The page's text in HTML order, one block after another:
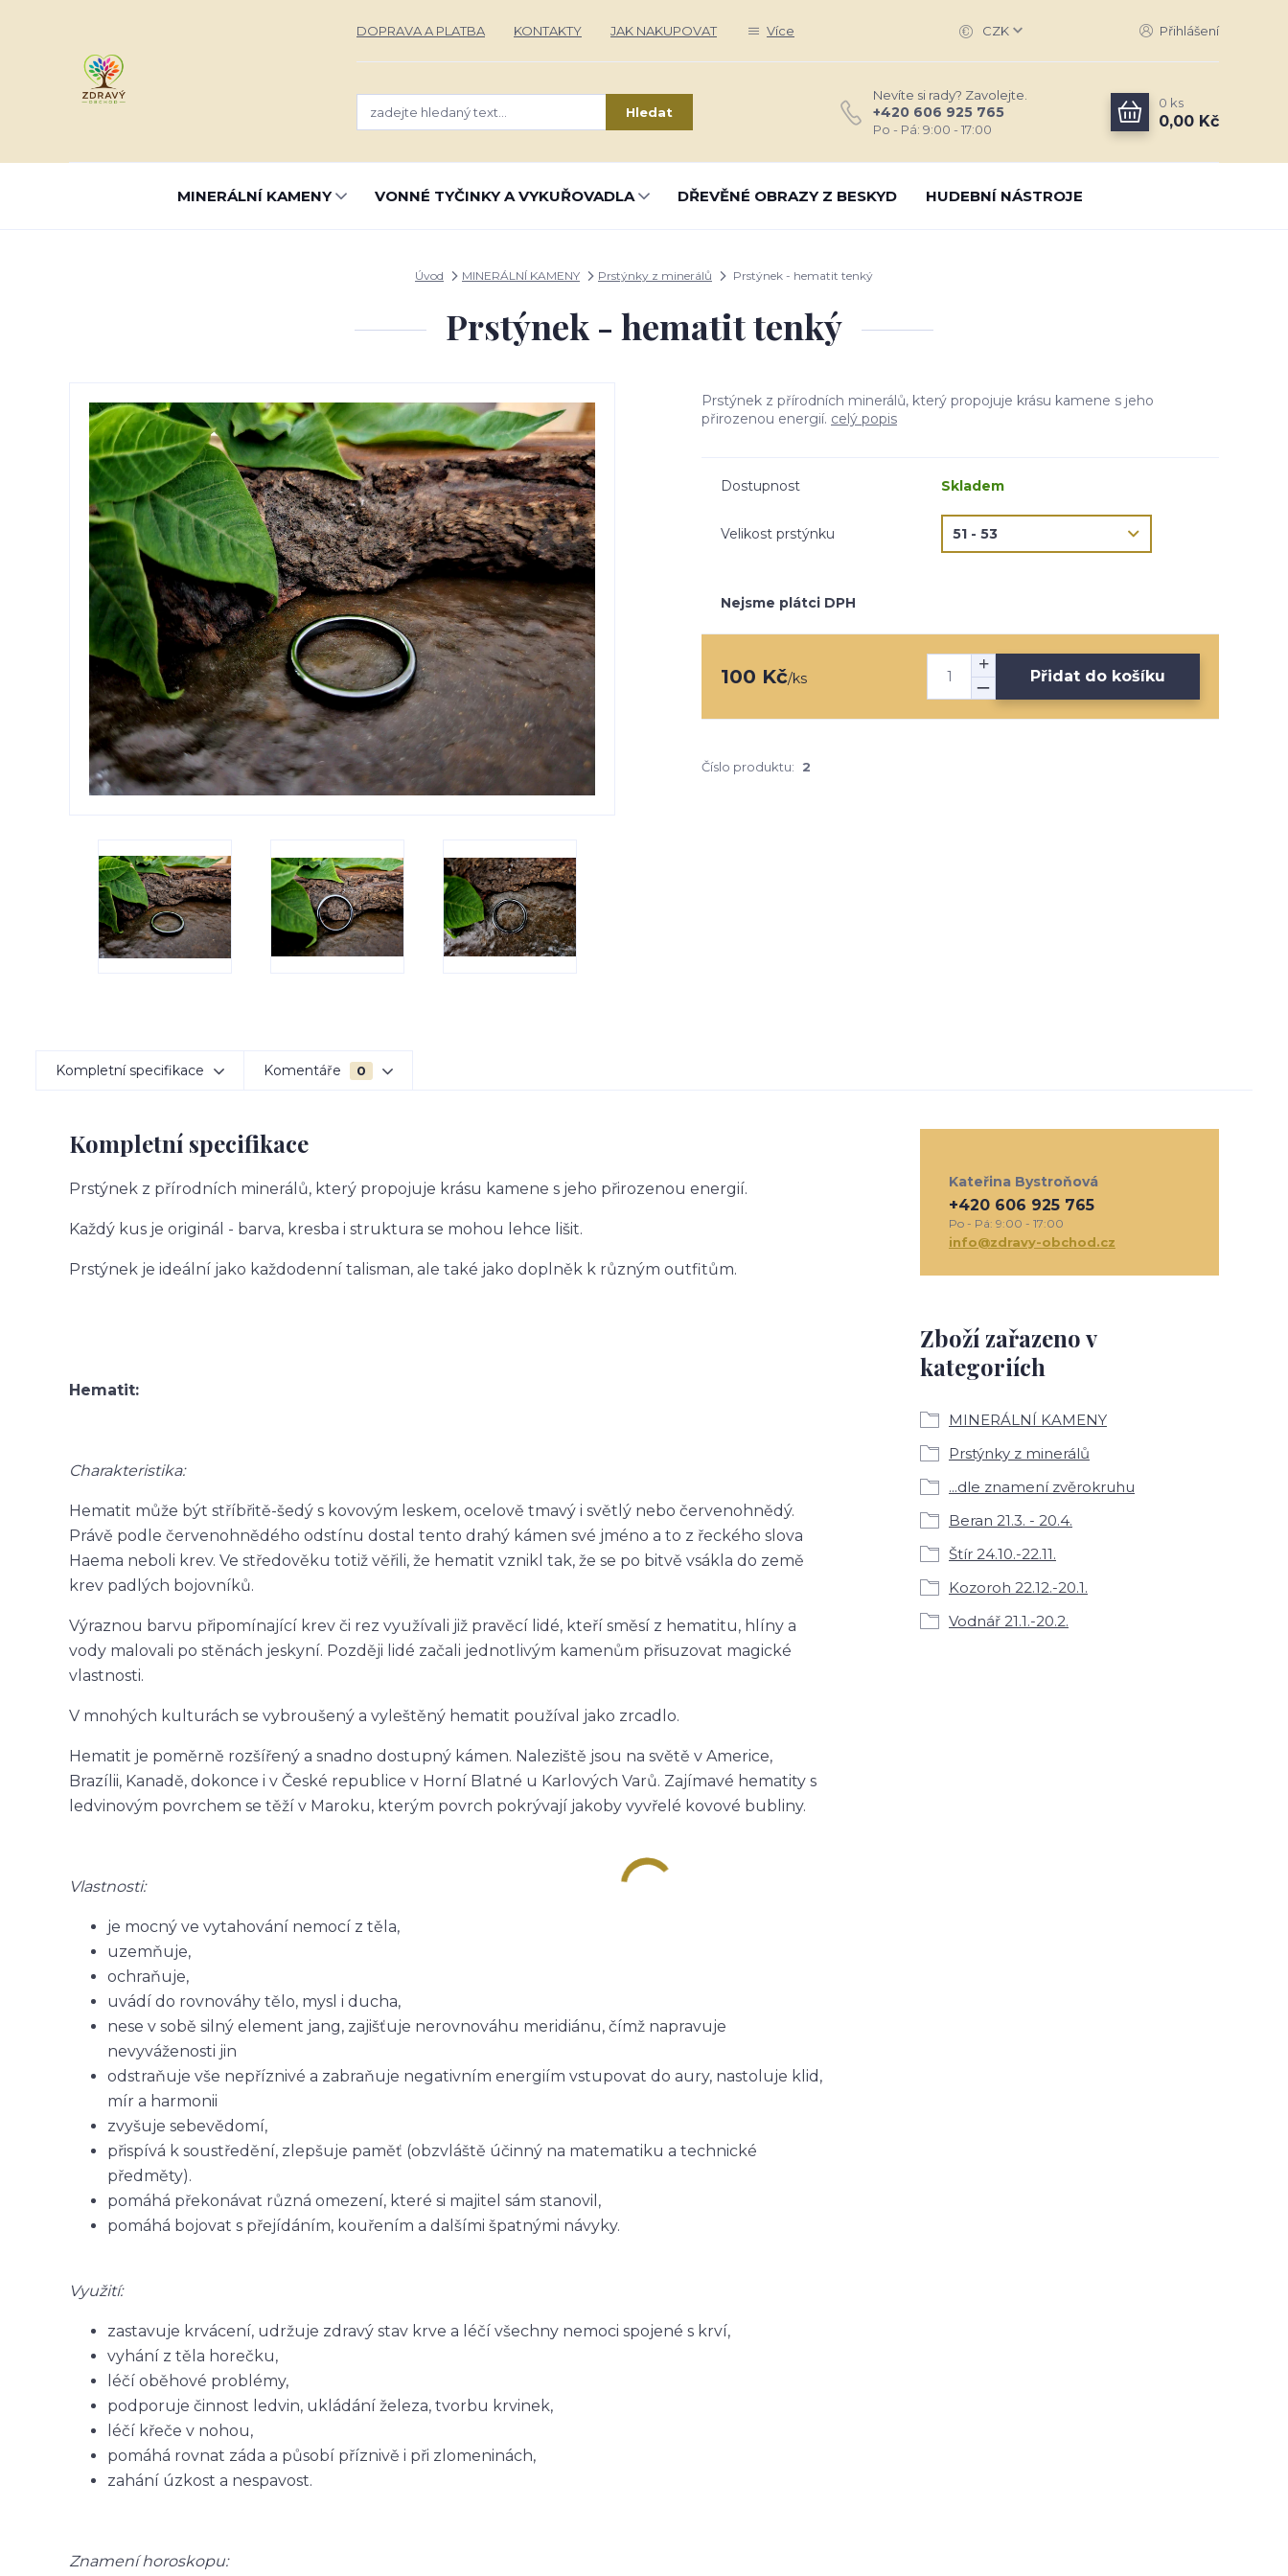
DOPRAVA A PLATBA KONTAKTY JAK NAKUPOVAT Více CZK Přihlášení
Hledat
Nevíte si rady? Zavolejte.
+420 606 925 765
Po - Pá: 9:00 - 17:00
0 ks
0,00 Kč
MINERÁLNÍ KAMENY VONNÉ TYČINKY A VYKUŘOVADLA DŘEVĚNÉ OBRAZY Z BESKYD HUDEBNÍ NÁSTROJE
Úvod MINERÁLNÍ KAMENY Prstýnky z minerálů Prstýnek - hematit tenký
Prstýnek - hematit tenký
Prstýnek z přírodních minerálů, který propojuje krásu kamene s jeho
přirozenou energií. celý popis
Dostupnost Skladem
Velikost prstýnku
Nejsme plátci DPH
100 Kč/ks Přidat do košíku
Číslo produktu: 2
Kompletní specifikace Komentáře 0
Kompletní specifikace
Prstýnek z přírodních minerálů, který propojuje krásu kamene s jeho přirozenou energií.
Každý kus je originál - barva, kresba i struktura se mohou lehce lišit.
Prstýnek je ideální jako každodenní talisman, ale také jako doplněk k různým outfitům.
Hematit:
Charakteristika:
Hematit může být stříbřitě-šedý s kovovým leskem, ocelově tmavý i světlý nebo červenohnědý.
Právě podle červenohnědého odstínu dostal tento drahý kámen své jméno a to z řeckého slova
Haema neboli krev. Ve středověku totiž věřili, že hematit vznikl tak, že se po bitvě vsákla do země
krev padlých bojovníků.
Výraznou barvu připomínající krev či rez využívali již pravěcí lidé, kteří směsí z hematitu, hlíny a
vody malovali po stěnách jeskyní. Později lidé začali jednotlivým kamenům přisuzovat magické
vlastnosti.
V mnohých kulturách se vybroušený a vyleštěný hematit používal jako zrcadlo.
Hematit je poměrně rozšířený a snadno dostupný kámen. Naleziště jsou na světě v Americe,
Brazílii, Kanadě, dokonce i v České republice v Horní Blatné u Karlových Varů. Zajímavé hematity s
ledvinovým povrchem se těží v Maroku, kterým povrch pokrývají jakoby vyvřelé kovové bubliny.
Vlastnosti:
je mocný ve vytahování nemocí z těla,
uzemňuje,
ochraňuje,
uvádí do rovnováhy tělo, mysl i ducha,
nese v sobě silný element jang, zajišťuje nerovnováhu meridiánu, čímž napravuje
nevyváženosti jin
odstraňuje vše nepříznivé a zabraňuje negativním energiím vstupovat do aury, nastoluje klid,
mír a harmonii
zvyšuje sebevědomí,
přispívá k soustředění, zlepšuje paměť (obzvláště účinný na matematiku a technické
předměty).
pomáhá překonávat různá omezení, které si majitel sám stanovil,
pomáhá bojovat s přejídáním, kouřením a dalšími špatnými návyky.
Využití:
zastavuje krvácení, udržuje zdravý stav krve a léčí všechny nemoci spojené s krví,
vyhání z těla horečku,
léčí oběhové problémy,
podporuje činnost ledvin, ukládání železa, tvorbu krvinek,
léčí křeče v nohou,
pomáhá rovnat záda a působí příznivě i při zlomeninách,
zahání úzkost a nespavost.
Znamení horoskopu:
Zboží zařazeno v
kategoriích
MINERÁLNÍ KAMENY
Prstýnky z minerálů
...dle znamení zvěrokruhu
Beran 21.3. - 20.4.
Štír 24.10.-22.11.
Kozoroh 22.12.-20.1.
Vodnář 21.1.-20.2.
Kateřina Bystroňová
+420 606 925 765
Po - Pá: 9:00 - 17:00
info@zdravy-obchod.cz